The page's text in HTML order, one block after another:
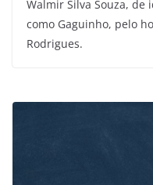
Walmir Silva Souza,
como Gaguinho, pelo
Rodrigues.